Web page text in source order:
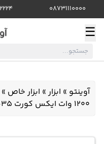
08731110000
☰
آوینتو » ابزار» ابزار خاص »
1200 وات ایکس کورت Xcort XZN02-35